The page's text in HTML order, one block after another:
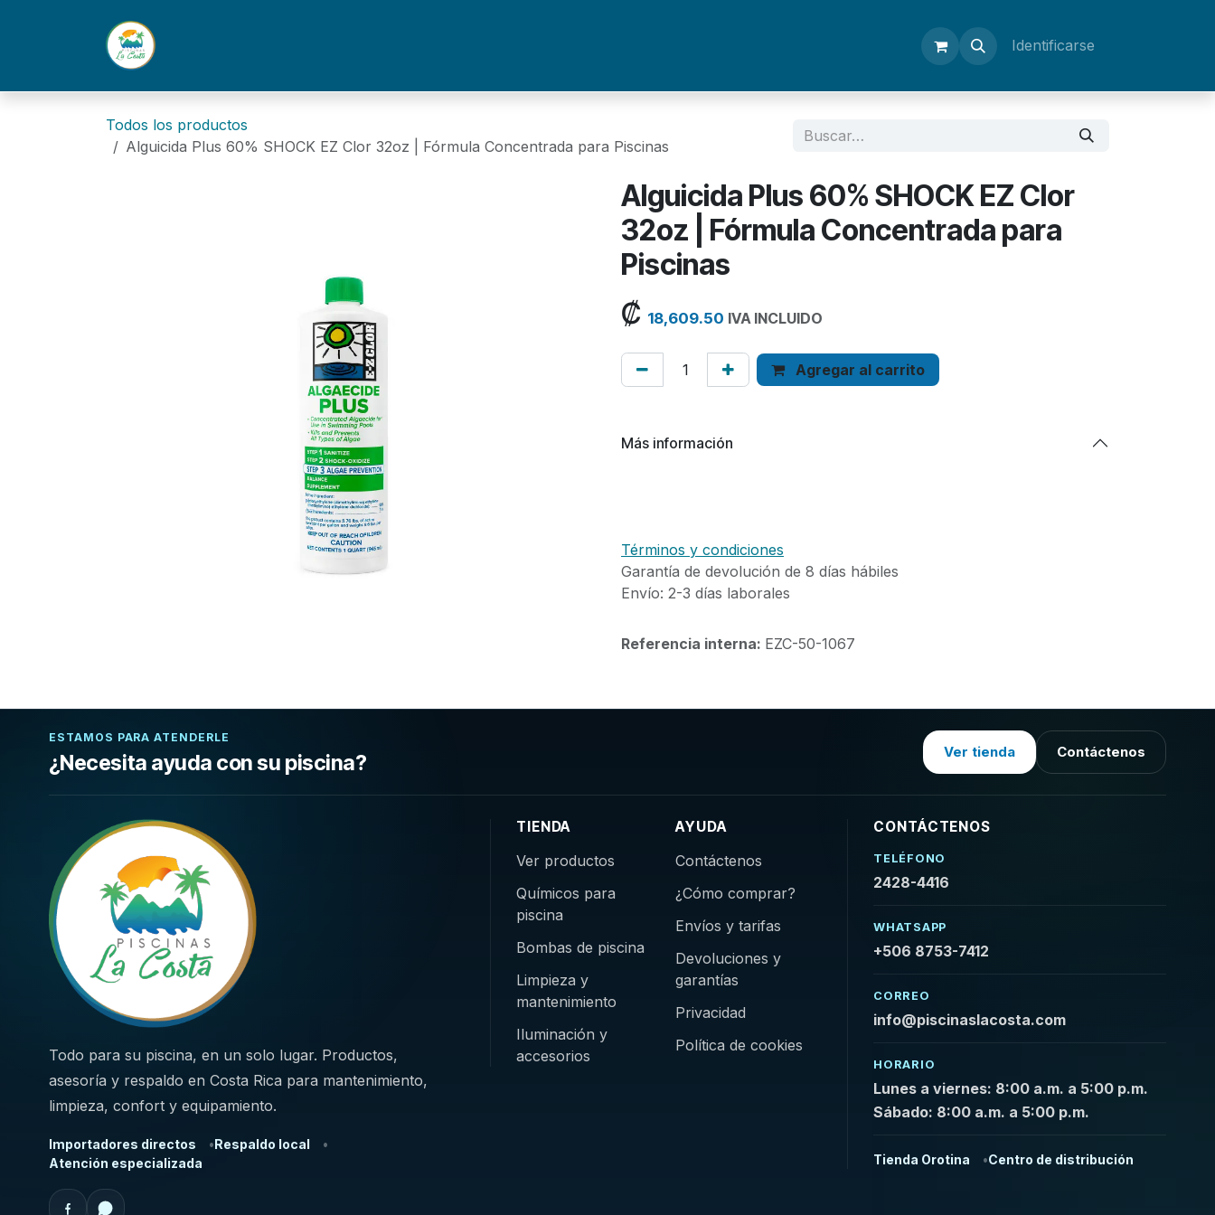
Identificarse
Todos los productos
Alguicida Plus 60% SHOCK EZ Clor 32oz | Fórmula Concentrada para Piscinas
Alguicida Plus 60% SHOCK EZ Clor
32oz | Fórmula Concentrada para
Piscinas
₡ 18,609.50 IVA INCLUIDO
Agregar al carrito
Más información
Términos y condiciones
Garantía de devolución de 8 días hábiles
Envío: 2-3 días laborales
Referencia interna: EZC-50-1067
ESTAMOS PARA ATENDERLE
¿Necesita ayuda con su piscina? Ver tienda Contáctenos
Todo para su piscina, en un solo lugar. Productos,
asesoría y respaldo en Costa Rica para mantenimiento,
limpieza, confort y equipamiento.
Importadores directos
Respaldo local
Atención especializada
TIENDA
Ver productos
Químicos para
piscina
Bombas de piscina
Limpieza y
mantenimiento
Iluminación y
accesorios
AYUDA
Contáctenos
¿Cómo comprar?
Envíos y tarifas
Devoluciones y
garantías
Privacidad
Política de cookies
CONTÁCTENOS
TELÉFONO
2428-4416
WHATSAPP
+506 8753-7412
CORREO
info@piscinaslacosta.com
HORARIO
Lunes a viernes: 8:00 a.m. a 5:00 p.m.
Sábado: 8:00 a.m. a 5:00 p.m.
Tienda Orotina Centro de distribución